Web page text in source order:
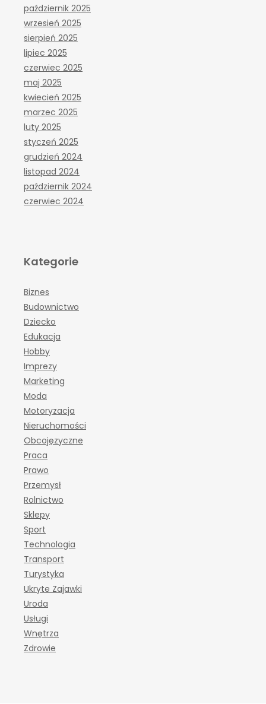
październik 2025
wrzesień 2025
sierpień 2025
lipiec 2025
czerwiec 2025
maj 2025
kwiecień 2025
marzec 2025
luty 2025
styczeń 2025
grudzień 2024
listopad 2024
październik 2024
czerwiec 2024
Kategorie
Biznes
Budownictwo
Dziecko
Edukacja
Hobby
Imprezy
Marketing
Moda
Motoryzacja
Nieruchomości
Obcojęzyczne
Praca
Prawo
Przemysł
Rolnictwo
Sklepy
Sport
Technologia
Transport
Turystyka
Ukryte Zajawki
Uroda
Usługi
Wnętrza
Zdrowie